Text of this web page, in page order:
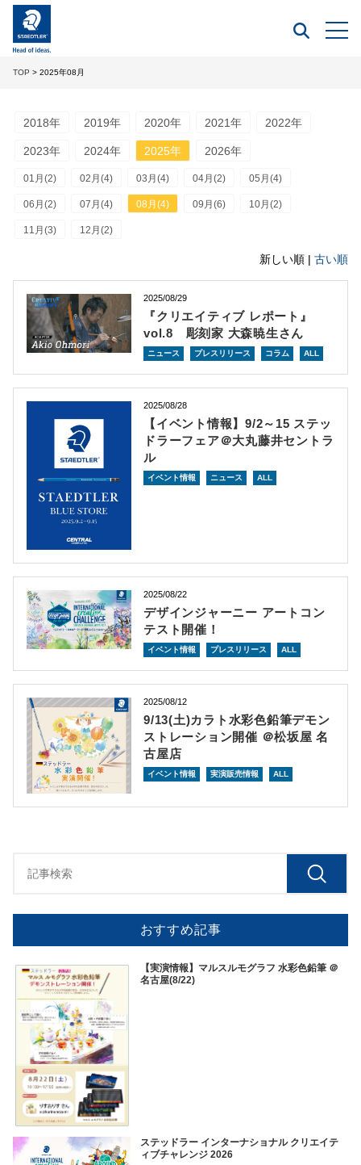
TOP > 2025年08月
2018年 2019年 2020年 2021年 2022年
2023年 2024年 2025年 2026年
01月(2) 02月(4) 03月(4) 04月(2) 05月(4)
06月(2) 07月(4) 08月(4) 09月(6) 10月(2)
11月(3) 12月(2)
新しい順 | 古い順
2025/08/29
『クリエイティブ レポート』
vol.8 彫刻家 大森暁生さん
ニュース プレスリリース コラム ALL
2025/08/28
【イベント情報】9/2～15 ステッ
ドラーフェア＠大丸藤井セントラ
ル
イベント情報 ニュース ALL
2025/08/22
デザインジャーニー アートコン
テスト開催！
イベント情報 プレスリリース ALL
2025/08/12
9/13(土)カラト水彩色鉛筆デモン
ストレーション開催 ＠松坂屋 名
古屋店
イベント情報 実演販売情報 ALL
おすすめ記事
【実演情報】マルスルモグラフ 水彩色鉛筆 ＠
名古屋(8/22)
ステッドラー インターナショナル クリエイテ
ィブチャレンジ 2026